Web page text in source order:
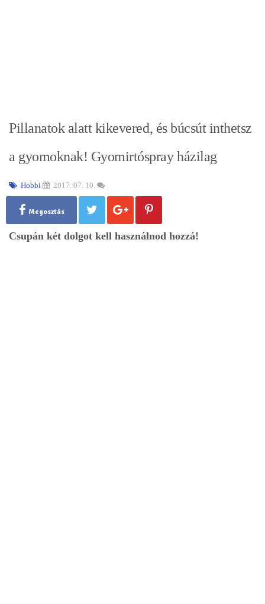
Pillanatok alatt kikevered, és búcsút inthetsz
a gyomoknak! Gyomirtóspray házilag
Hobbi 2017. 07. 10.
Megosztás
Csupán két dolgot kell használnod hozzá!